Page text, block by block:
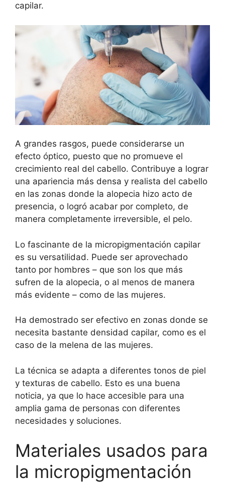
capilar.
A grandes rasgos, puede considerarse un
efecto óptico, puesto que no promueve el
crecimiento real del cabello. Contribuye a lograr
una apariencia más densa y realista del cabello
en las zonas donde la alopecia hizo acto de
presencia, o logró acabar por completo, de
manera completamente irreversible, el pelo.
Lo fascinante de la micropigmentación capilar
es su versatilidad. Puede ser aprovechado
tanto por hombres – que son los que más
sufren de la alopecia, o al menos de manera
más evidente – como de las mujeres.
Ha demostrado ser efectivo en zonas donde se
necesita bastante densidad capilar, como es el
caso de la melena de las mujeres.
La técnica se adapta a diferentes tonos de piel
y texturas de cabello. Esto es una buena
noticia, ya que lo hace accesible para una
amplia gama de personas con diferentes
necesidades y soluciones.
Materiales usados para
la micropigmentación